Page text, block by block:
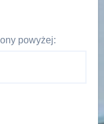
powyżej: